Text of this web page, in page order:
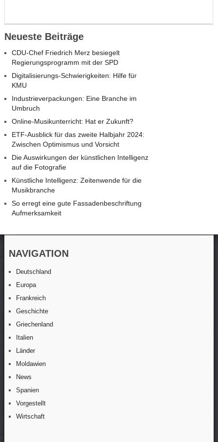
Neueste Beiträge
CDU-Chef Friedrich Merz besiegelt
Regierungsprogramm mit der SPD
Digitalisierungs-Schwierigkeiten: Hilfe für
KMU
Industrieverpackungen: Eine Branche im
Umbruch
Online-Musikunterricht: Hat er Zukunft?
ETF-Ausblick für das zweite Halbjahr 2024:
Zwischen Optimismus und Vorsicht
Die Auswirkungen der künstlichen Intelligenz
auf die Fotografie
Künstliche Intelligenz: Zeitenwende für die
Musikbranche
So erregt eine gute Fassadenbeschriftung
Aufmerksamkeit
NAVIGATION
Deutschland
Europa
Frankreich
Geschichte
Griechenland
Italien
Länder
Moldawien
News
Spanien
Vorgestellt
Wirtschaft